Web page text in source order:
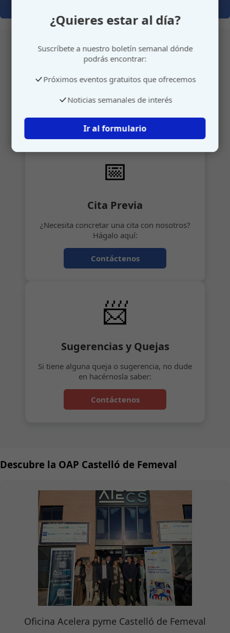
Atención personalizada
Gestione su cita o envíenos sus sugerencias de
📅
Cita Previa
¿Necesita concretar una cita con nosotros?
Hágalo aquí:
Contáctenos
📨
Sugerencias y Quejas
Si tiene alguna queja o sugerencia, no dude
en hacérnosla saber:
Contáctenos
Descubre la OAP Castelló de Femeval
Oficina Acelera pyme Castelló de Femeval
¿Quieres estar al día?
Suscríbete a nuestro boletín semanal dónde
podrás encontrar:
Próximos eventos gratuitos que ofrecemos
Noticias semanales de interés
Ir al formulario